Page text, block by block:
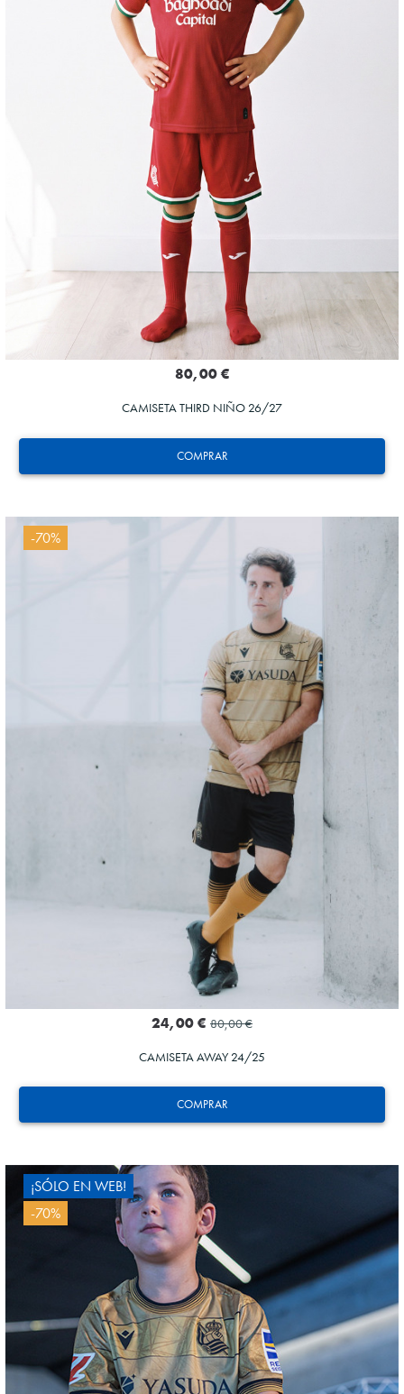
COMPRAR
80,00 €
CAMISETA THIRD NIÑO 26/27
COMPRAR
OYARZABAL
10
-70%
24,00 € 80,00 €
CAMISETA AWAY 24/25
OYARZABAL
10
¡SÓLO EN WEB!
-70%